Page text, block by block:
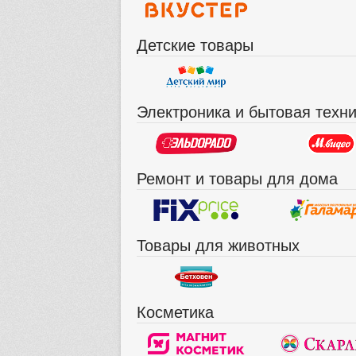
Детские товары
Электроника и бытовая
Ремонт и товары для дома
Товары для животных
Косметика